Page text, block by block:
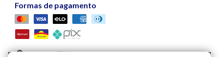
Formas de pagamento